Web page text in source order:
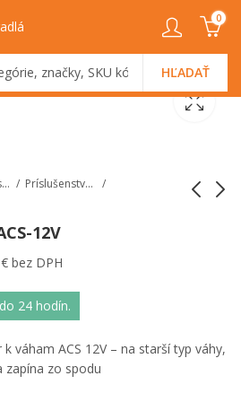
0
HĽADAŤ
Meracie prístroje
Príslušenstvo k váham
12V
€ bez DPH
24 hodín.
k váham ACS 12V – na starší typ váhy,
zapína zo spodu